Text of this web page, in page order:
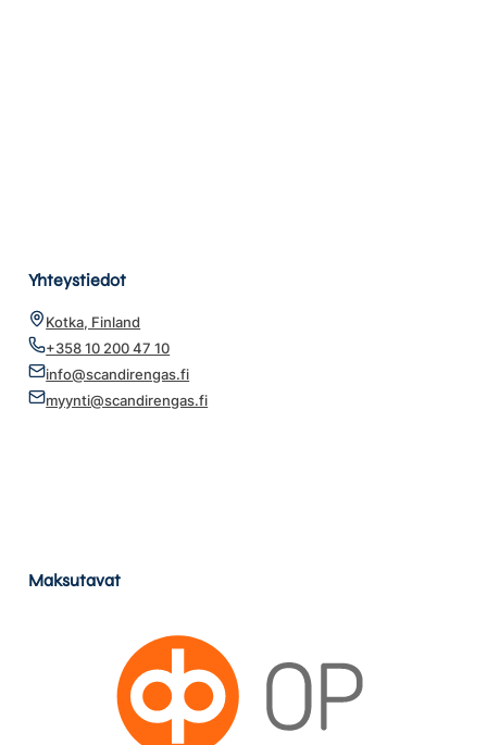
Yhteystiedot
Kotka, Finland
+358 10 200 47 10
info@scandirengas.fi
myynti@scandirengas.fi
Maksutavat